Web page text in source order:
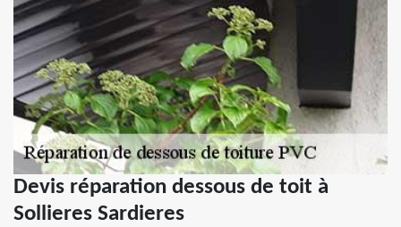
Devis réparation dessous de toit à
Sollieres Sardieres